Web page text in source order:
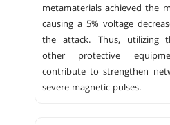
metamaterials achieved the
causing a 5% voltage
the attack. Thus, utilizing
other protective
contribute to strengthen
severe magnetic pulses.